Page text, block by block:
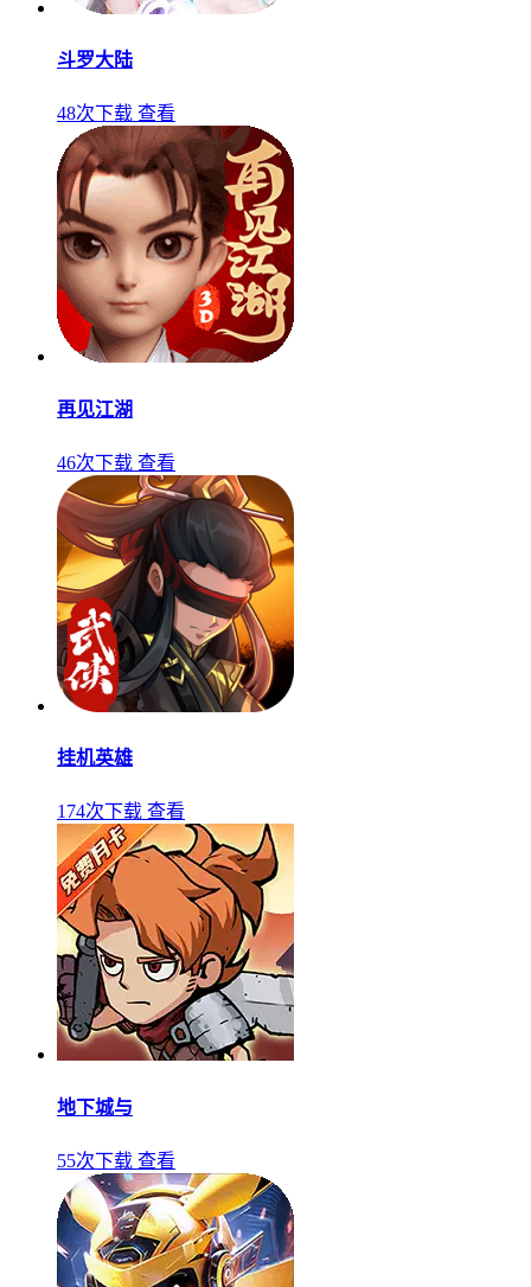
斗罗大陆
48次下载 查看
再见江湖
46次下载 查看
挂机英雄
174次下载 查看
地下城与
55次下载 查看